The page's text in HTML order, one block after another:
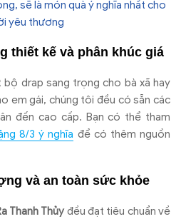
sẽ là món quà ý nghĩa nhất cho
yêu thương
thiết kế và phân khúc giá
drap sang trọng cho bà xã hay
em gái, chúng tôi đều có sẵn các
đến cao cấp. Bạn có thể tham
8/3 ý nghĩa để có thêm nguồn
và an toàn sức khỏe
Thanh Thủyđều đạt tiêu chuẩn về